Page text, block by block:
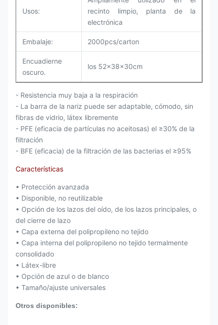
Usos:
recinto limpio, planta de la
electrónica
Embalaje: 2000pcs/carton
Encuadierne
oscuro.
los 52x38x30cm
- Resistencia muy baja a la respiración
- La barra de la nariz puede ser adaptable, cómodo, sin
fibras de vidrio, látex libremente
- PFE (eficacia de partículas no aceitosas) el ≥30% de la
filtración
- BFE (eficacia) de la filtración de las bacterias el ≥95%
Características
• Protección avanzada
• Disponible, no reutilizable
• Opción de los lazos del oído, de los lazos principales, o
del cierre de lazo
• Capa externa del polipropileno no tejido
• Capa interna del polipropileno no tejido termalmente
consolidado
• Látex-libre
• Opción de azul o de blanco
• Tamaño/ajuste universales
Otros disponibles: